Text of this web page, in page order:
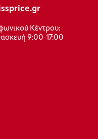
Κέντρου:
9:00-17:00